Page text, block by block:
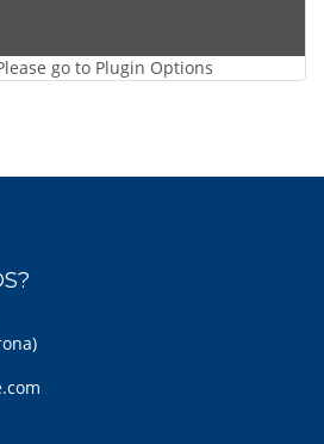
go to Plugin Options